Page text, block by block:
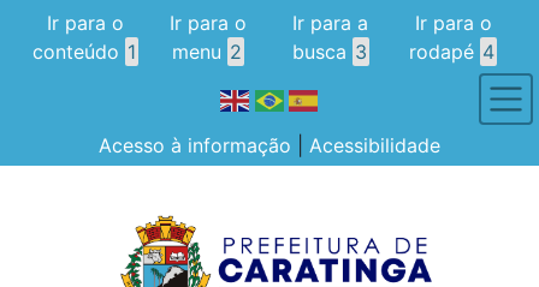
Ir para o
conteúdo 1
Ir para o
menu 2
Ir para a
busca 3
Ir para o
rodapé 4
Acesso à informação Acessibilidade